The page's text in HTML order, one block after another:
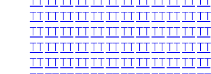
TTTTTTTTTTTTTTTTTTTTTTTT
TTTTTTTTTTTTTTTTTTTTTTTT
TTTTTTTTTTTTTTTTTTTTTTTT
TTTTTTTTTTTTTTTTTTTTTTTT